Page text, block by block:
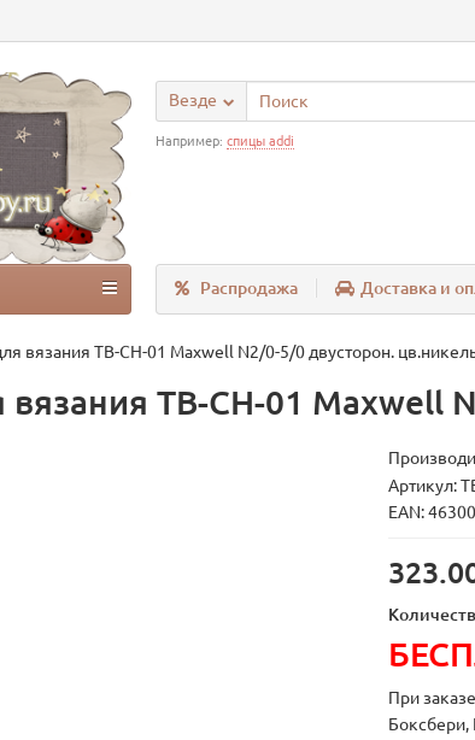
Везде
Например: спицы addi
Распродажа Доставка и
вязания ТВ-СН-01 Maxwell N2/0-5/0 двусторон.
ТВ-СН-01 Maxwell
Артикул:
EAN:
При
Боксбери,